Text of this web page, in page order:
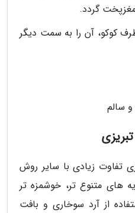
مغزپخت گردد.
کوکو، آن را به سمت دیگر
و سالم
تفاوت زیادی با سایر روش
های متنوع تر، خوشمزه تر
از آرد سوخاری و بافت